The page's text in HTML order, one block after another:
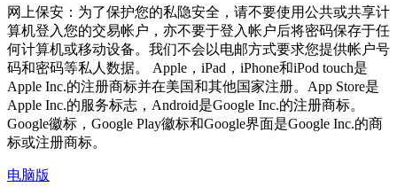
网上保安：为了保护您的私隐安全，请不要使用公共或共享计
算机登入您的交易帐户，亦不要于登入帐户后将密码保存于任
何计算机或移动设备。我们不会以电邮方式要求您提供帐户号
码和密码等私人数据。 Apple，iPad，iPhone和iPod touch是
Apple Inc.的注册商标并在美国和其他国家注册。App Store是
Apple Inc.的服务标志，Android是Google Inc.的注册商标。
Google徽标，Google Play徽标和Google界面是Google Inc.的商
标或注册商标。
电脑版